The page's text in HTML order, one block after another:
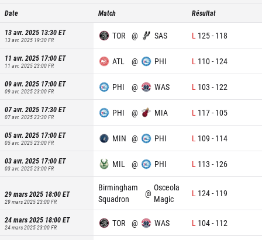
Date Match Résultat
13 avr. 2025 13:30ET
13 avr. 2025 19:30FR TOR @ SAS L 125- 118
11 avr. 2025 17:00ET
11 avr. 2025 23:00FR ATL @ PHI L 110- 124
09 avr. 2025 17:00ET
09 avr. 2025 23:00FR PHI @ WAS L 103 - 122
07 avr. 2025 17:30ET
07 avr. 2025 23:30FR PHI @ MIA L 117- 105
05 avr. 2025 17:00ET
05 avr. 2025 23:00FR MIN @ PHI L 109 - 114
03 avr. 2025 17:00ET
03 avr. 2025 23:00FR MIL @ PHI L 113 - 126
29 mars 2025 18:00ET
29 mars 2025 23:00FR
Birmingham
Squadron
@
Osceola
Magic
L 124- 119
24 mars 2025 18:00ET
24 mars 2025 23:00FR TOR @ WAS L 104- 112